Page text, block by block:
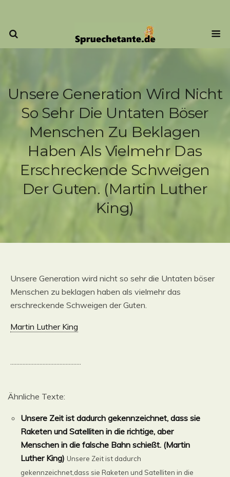
Unsere Generation Wird Nicht
So Sehr Die Untaten Böser
Menschen Zu Beklagen
Haben Als Vielmehr Das
Erschreckende Schweigen
Der Guten. (Martin Luther
King)
Unsere Generation wird nicht so sehr die Untaten böser
Menschen zu beklagen haben als vielmehr das
erschreckende Schweigen der Guten.
Martin Luther King
..............................................
Ähnliche Texte:
Unsere Zeit ist dadurch gekennzeichnet, dass sie
Raketen und Satelliten in die richtige, aber
Menschen in die falsche Bahn schießt. (Martin
Luther King) Unsere Zeit ist dadurch
gekennzeichnet,dass sie Raketen und Satelliten in die